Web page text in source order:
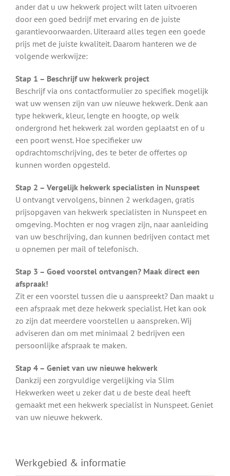
ander dat u uw hekwerk project wilt laten uitvoeren
door een goed bedrijf met ervaring en de juiste
garantievoorwaarden. Uiteraard alles tegen een goede
prijs met de juiste kwaliteit. Daarom hanteren we de
volgende werkwijze:
Stap 1 – Beschrijf uw hekwerk project
Beschrijf via ons contactformulier zo specifiek mogelijk
wat uw wensen zijn van uw nieuwe hekwerk. Denk aan
type hekwerk, kleur, lengte en hoogte, op welk
ondergrond het hekwerk zal worden geplaatst en of u
een poort wenst. Hoe specifieker uw
opdrachtomschrijving, des te beter de offertes op
kunnen worden opgesteld.
Stap 2 – Vergelijk hekwerk specialisten in Nunspeet
U ontvangt vervolgens, binnen 2 werkdagen, gratis
prijsopgaven van hekwerk specialisten in Nunspeet en
omgeving. Mochten er nog vragen zijn, naar aanleiding
van uw beschrijving, dan kunnen bedrijven contact met
u opnemen per mail of telefonisch.
Stap 3 – Goed voorstel ontvangen? Maak direct een
afspraak!
Zit er een voorstel tussen die u aanspreekt? Dan maakt u
een afspraak met deze hekwerk specialist. Het kan ook
zo zijn dat meerdere voorstellen u aanspreken. Wij
adviseren dan om met minimaal 2 bedrijven een
persoonlijke afspraak te maken.
Stap 4 – Geniet van uw nieuwe hekwerk
Dankzij een zorgvuldige vergelijking via Slim
Hekwerken weet u zeker dat u de beste deal heeft
gemaakt met een hekwerk specialist in Nunspeet. Geniet
van uw nieuwe hekwerk.
Werkgebied & informatie